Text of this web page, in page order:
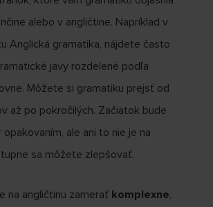
alebo v angličtine. Napríklad v
Anglická gramatika, nájdete často
javy rozdelené podľa
Môžete si gramatiku prejsť od
až po pokročilých. Začiatok bude
ale ani to nie je na
sa môžete zlepšovať.
na angličtinu zamerať komplexne,